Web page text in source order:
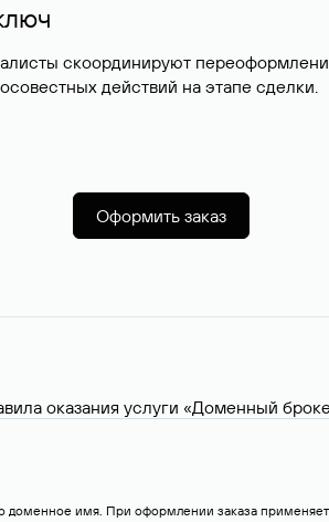
скоординируют
действий на этапе сделки.
Оформить заказ
оказания услуги «Доменный
имя. При оформлении заказа